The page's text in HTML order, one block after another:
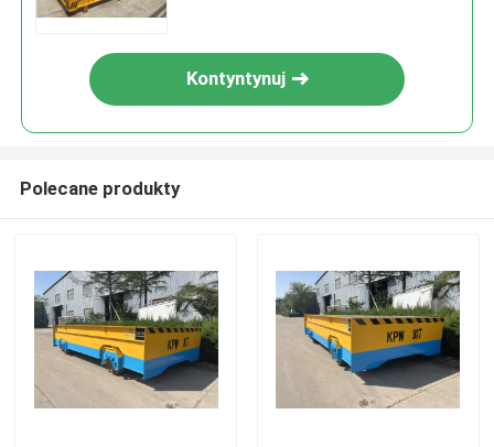
Kontyntynuj
Polecane produkty